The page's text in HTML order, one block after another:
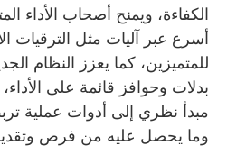
الكفاءة، ويمنح أصحاب الأداء
أسرع عبر آليات مثل الترقيات
للمتميزين، كما يعزز النظام
بدلات وحوافز قائمة على
مبدأ نظري إلى أدوات عملية
وما يحصل عليه من فرص